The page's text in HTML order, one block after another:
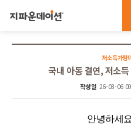
저소득가정
국내 아동 결연, 저소
작성일 26-03-06
안녕하세요